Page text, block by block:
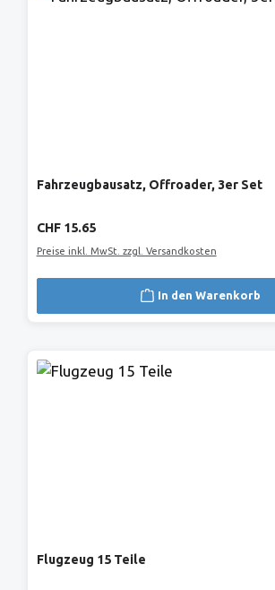
Fahrzeugbausatz, Offroader, 3er Set
Regulärer Preis:
CHF 15.65
Preise inkl. MwSt. zzgl. Versandkosten
In den Warenkorb
Flugzeug 15 Teile